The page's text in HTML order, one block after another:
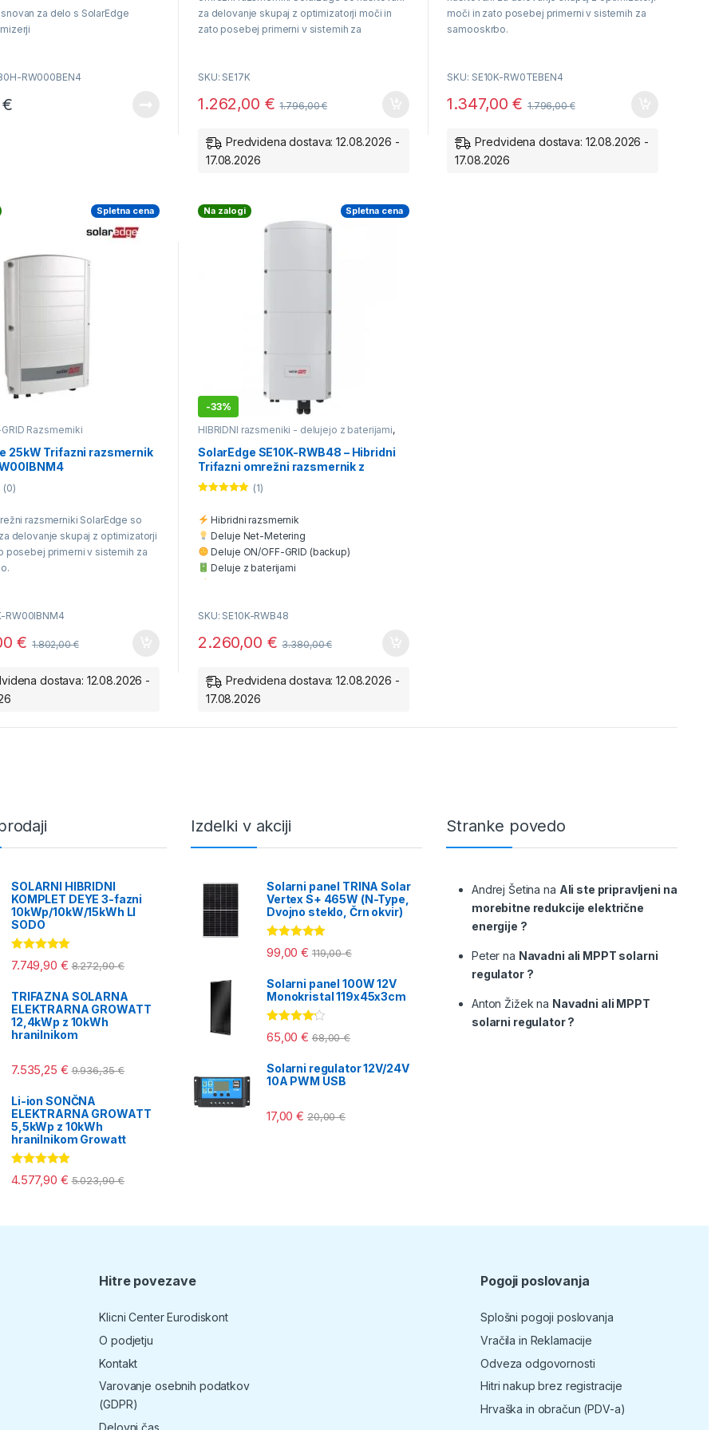
za delo s SolarEdge
zagon neposredno preko
RW000BEN4
€
za delovanje skupaj z optimizatorji moči in
zato posebej primerni v sistemih za
Nazivna moč 17000VA
Največji izkoristek 98%
Garancija 12 let
SKU: SE17K
1.262,00 € 1.796,00€
Predvidena dostava: 12.08.2026 -
17.08.2026
f
5
moči in zato posebej primerni v sistemih za
samooskrbo.
Garancija 12 let
SKU: SE10K-RW0TEBEN4
1.347,00€ 1.796,00€
Predvidena dostava: 12.08.2026 -
17.08.2026
Spletna cena
Razsmerniki
25kW Trifazni razsmernik
(0)
razsmerniki SolarEdge so
delovanje skupaj z optimizatorji
posebej primerni v sistemih za
RW00IBNM4
€ 1.802,00€
dostava: 12.08.2026 -
Na zalogi
-33%
Spletna cena
HIBRIDNI razsmeniki - delujejo z baterijami,
Mrežni ON-GRID Razsmerniki
SolarEdge SE10K-RWB48 – Hibridni
Trifazni omrežni razsmernik z
rezervnim napajanjem
(1)
Hibridni razsmernik
Deluje Net-Metering
Deluje ON/OFF-GRID (backup)
Deluje z baterijami
Nočno delovanje iz baterij
SKU: SE10K-RWB48
2.260,00 € 3.380,00€
Predvidena dostava: 12.08.2026 -
17.08.2026
SOLARNI HIBRIDNI
KOMPLET DEYE 3-fazni
10kWp/10kW/15kWh LI
SODO
Ocenjeno
5.00od 5
7.749,90 € 8.272,90€
TRIFAZNA SOLARNA
ELEKTRARNA GROWATT
12,4kWp z 10kWh
hranilnikom
7.535,25 € 9.936,35€
Li-ion SONČNA
ELEKTRARNA GROWATT
5,5kWp z 10kWh
hranilnikom Growatt
Ocenjeno
5.00od 5
4.577,90 € 5.023,90€
Izdelki v akciji
Solarni panel TRINA Solar
Vertex S+ 465W (N-Type,
Dvojno steklo, Črn okvir)
Ocenjeno
5.00od 5
99,00€ 119,00€
Solarni panel 100W 12V
Monokristal 119x45x3cm
Ocenjeno
4.00od 5
65,00€ 68,00€
Solarni regulator 12V/24V
10A PWM USB
17,00€ 20,00€
Stranke povedo
Andrej Šetina na Ali ste pripravljeni na
morebitne redukcije električne
energije ?
Peter na Navadni ali MPPT solarni
regulator ?
Anton Žižek na Navadni ali MPPT
solarni regulator ?
Hitre povezave
Klicni Center Eurodiskont
O podjetju
Kontakt
Varovanje osebnih podatkov
(GDPR)
Delovni čas
Pogoji poslovanja
Splošni pogoji poslovanja
Vračila in Reklamacije
Odveza odgovornosti
Hitri nakup brez registracije
Hrvaška in obračun (PDV-a)